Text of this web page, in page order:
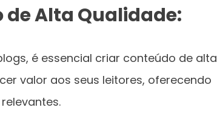
Alta Qualidade:
é essencial criar conteúdo de alta
valor aos seus leitores, oferecendo